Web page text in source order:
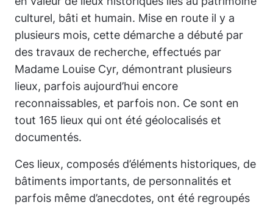
culturel, bâti et humain. Mise en route il y a
plusieurs mois, cette démarche a débuté par
des travaux de recherche, effectués par
Madame Louise Cyr, démontrant plusieurs
lieux, parfois aujourd’hui encore
reconnaissables, et parfois non. Ce sont en
tout 165 lieux qui ont été géolocalisés et
documentés.
Ces lieux, composés d’éléments historiques, de
bâtiments importants, de personnalités et
parfois même d’anecdotes, ont été regroupés